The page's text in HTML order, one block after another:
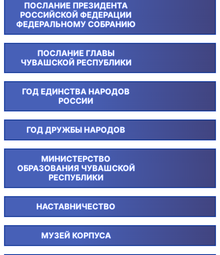
ПОСЛАНИЕ ПРЕЗИДЕНТА
РОССИЙСКОЙ ФЕДЕРАЦИИ
ФЕДЕРАЛЬНОМУ СОБРАНИЮ
ПОСЛАНИЕ ГЛАВЫ
ЧУВАШСКОЙ РЕСПУБЛИКИ
ГОД ЕДИНСТВА НАРОДОВ
РОССИИ
ГОД ДРУЖБЫ НАРОДОВ
МИНИСТЕРСТВО
ОБРАЗОВАНИЯ ЧУВАШСКОЙ
РЕСПУБЛИКИ
НАСТАВНИЧЕСТВО
МУЗЕЙ КОРПУСА